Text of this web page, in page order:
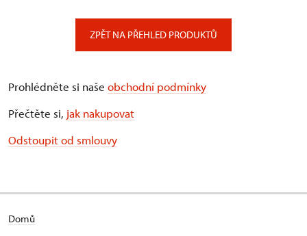
ZPĚT NA PŘEHLED PRODUKTŮ
Prohlédněte si naše obchodní podmínky
Přečtěte si, jak nakupovat
Odstoupit od smlouvy
Domů